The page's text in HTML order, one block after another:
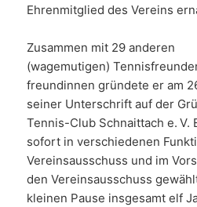
Ehrenmitglied des Vereins
Zusammen mit 29 anderen
(wagemutigen)
freundinnen gründete er am
seiner Unterschrift auf der
Tennis-Club Schnaittach e. V.
sofort in verschiedenen
Vereinsausschuss und im
den Vereinsausschuss
kleinen Pause insgesamt elf